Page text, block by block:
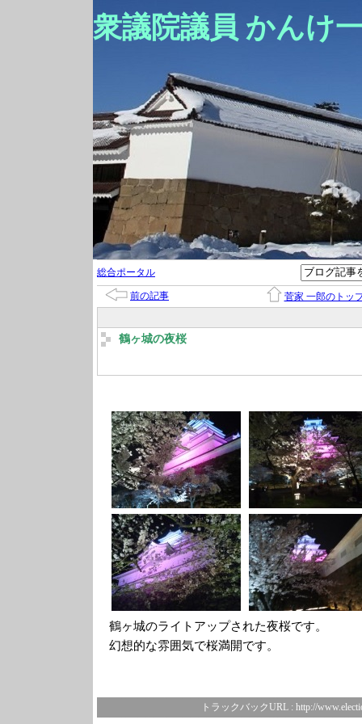
衆議院議員 かんけ
総合ポータル
前の記事 菅家 一郎のトッ
鶴ヶ城の夜桜
鶴ヶ城のライトアップされた夜桜です。
幻想的な雰囲気で桜満開です。
トラックバックURL : http://